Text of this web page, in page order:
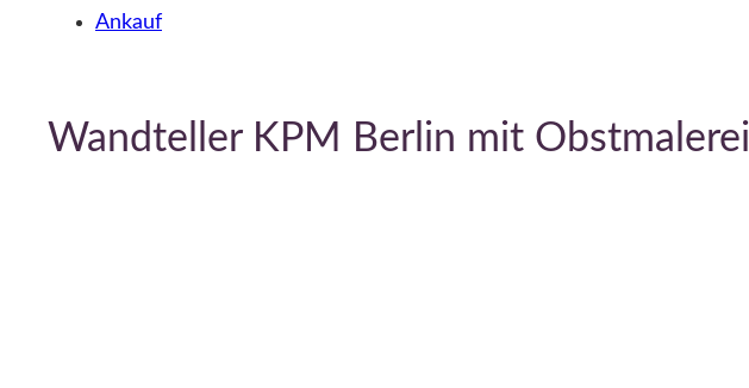
Ankauf
Wandteller KPM Berlin mit Obstmalerei